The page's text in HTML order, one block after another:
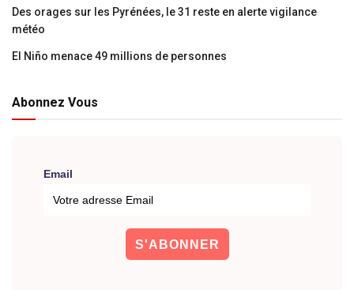
Des orages sur les Pyrénées, le 31 reste en alerte vigilance
météo
El Niño menace 49 millions de personnes
Abonnez Vous
Email